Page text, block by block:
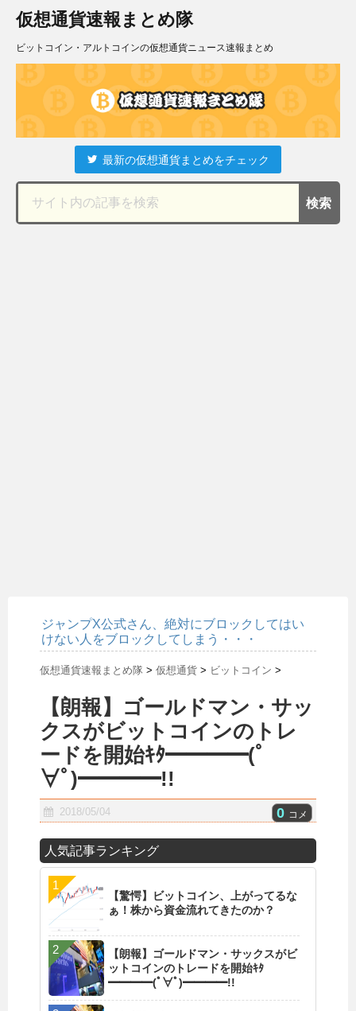
仮想通貨速報まとめ隊
ビットコイン・アルトコインの仮想通貨ニュース速報まとめ
最新の仮想通貨まとめをチェック
ジャンプX公式さん、絶対にブロックしてはい
けない人をブロックしてしまう・・・
仮想通貨速報まとめ隊 > 仮想通貨 > ビットコイン >
【朗報】ゴールドマン・サッ
クスがビットコインのトレ
ードを開始ｷﾀ━━━━(ﾟ
∀ﾟ)━━━━!!
2018/05/04 0 コメ
人気記事ランキング
【驚愕】ビットコイン、上がってるな
ぁ！株から資金流れてきたのか？
【朗報】ゴールドマン・サックスがビ
ットコインのトレードを開始ｷﾀ
━━━━(ﾟ∀ﾟ)━━━━!!